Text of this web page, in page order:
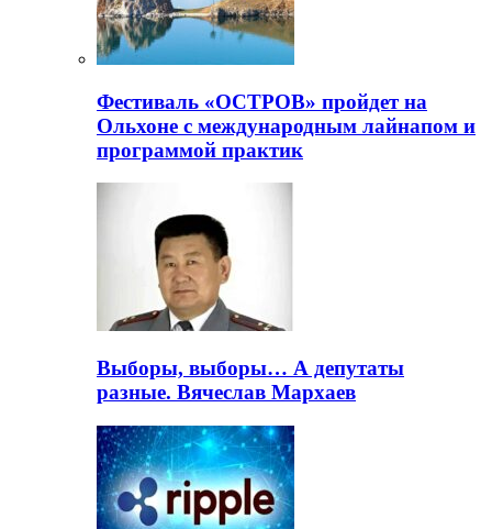
Фестиваль «ОСТРОВ» пройдет на
Ольхоне с международным лайнапом и
программой практик
Выборы, выборы… А депутаты
разные. Вячеслав Мархаев